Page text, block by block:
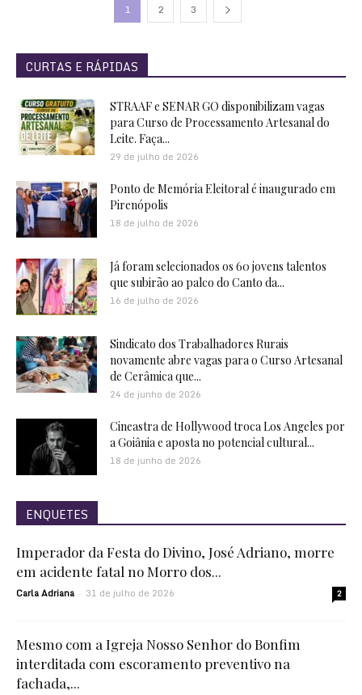
1 2 3
CURTAS E RÁPIDAS
STRAAF e SENAR GO disponibilizam vagas
para Curso de Processamento Artesanal do
Leite. Faça...
29 de julho de 2026
Ponto de Memória Eleitoral é inaugurado em
Pirenópolis
18 de julho de 2026
Já foram selecionados os 60 jovens talentos
que subirão ao palco do Canto da...
16 de julho de 2026
Sindicato dos Trabalhadores Rurais
novamente abre vagas para o Curso Artesanal
de Cerâmica que...
24 de junho de 2026
Cineastra de Hollywood troca Los Angeles por
a Goiânia e aposta no potencial cultural...
18 de junho de 2026
ENQUETES
Imperador da Festa do Divino, José Adriano, morre
em acidente fatal no Morro dos...
Carla Adriana - 31 de julho de 2026 2
Mesmo com a Igreja Nosso Senhor do Bonfim
interditada com escoramento preventivo na
fachada,...